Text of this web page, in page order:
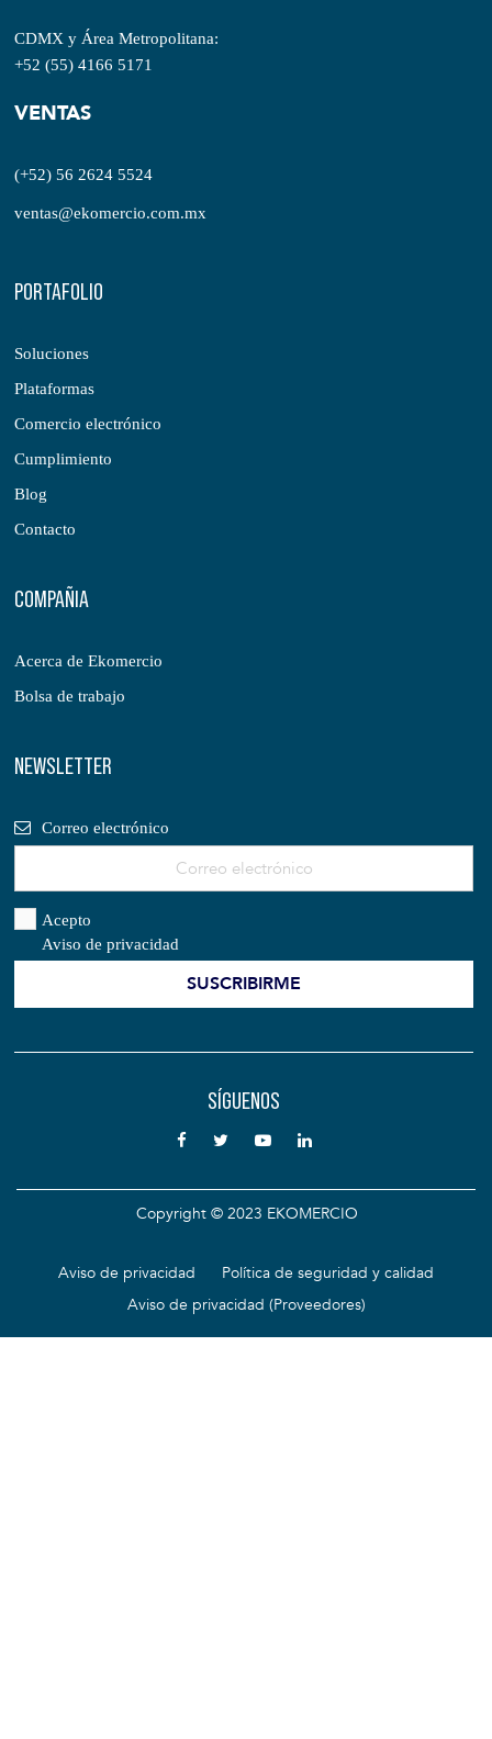
CDMX y Área Metropolitana:
+52 (55) 4166 5171
VENTAS
(+52) 56 2624 5524
ventas@ekomercio.com.mx
PORTAFOLIO
Soluciones
Plataformas
Comercio electrónico
Cumplimiento
Blog
Contacto
COMPAÑIA
Acerca de Ekomercio
Bolsa de trabajo
NEWSLETTER
Correo electrónico
Acepto
Aviso de privacidad
SÍGUENOS
Copyright © 2023 EKOMERCIO
Aviso de privacidad
Política de seguridad y calidad
Aviso de privacidad (Proveedores)